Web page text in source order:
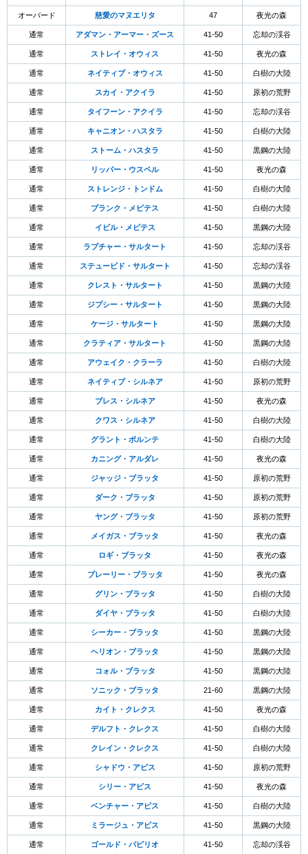
オーバード 慈愛のマヌエリタ 47 夜光の森
通常 アダマン・アーマー・ズース 41-50 忘却の渓谷
通常 ストレイ・オウィス 41-50 夜光の森
通常 ネイティブ・オウィス 41-50 白樹の大陸
通常 スカイ・アクイラ 41-50 原初の荒野
通常 タイフーン・アクイラ 41-50 忘却の渓谷
通常 キャニオン・ハスタラ 41-50 白樹の大陸
通常 ストーム・ハスタラ 41-50 黒鋼の大陸
通常 リッパー・ウスペル 41-50 夜光の森
通常 ストレンジ・トンドム 41-50 白樹の大陸
通常 プランク・メピテス 41-50 白樹の大陸
通常 イビル・メピテス 41-50 黒鋼の大陸
通常 ラプチャー・サルタート 41-50 忘却の渓谷
通常 ステューピド・サルタート 41-50 忘却の渓谷
通常 クレスト・サルタート 41-50 黒鋼の大陸
通常 ジプシー・サルタート 41-50 黒鋼の大陸
通常 ケージ・サルタート 41-50 黒鋼の大陸
通常 クラティア・サルタート 41-50 黒鋼の大陸
通常 アウェイク・クラーラ 41-50 白樹の大陸
通常 ネイティブ・シルネア 41-50 原初の荒野
通常 ブレス・シルネア 41-50 夜光の森
通常 クワス・シルネア 41-50 白樹の大陸
通常 グラント・ボルンテ 41-50 白樹の大陸
通常 カニング・アルダレ 41-50 夜光の森
通常 ジャッジ・ブラッタ 41-50 原初の荒野
通常 ダーク・ブラッタ 41-50 原初の荒野
通常 ヤング・ブラッタ 41-50 原初の荒野
通常 メイガス・ブラッタ 41-50 夜光の森
通常 ロギ・ブラッタ 41-50 夜光の森
通常 プレーリー・ブラッタ 41-50 夜光の森
通常 グリン・ブラッタ 41-50 白樹の大陸
通常 ダイヤ・ブラッタ 41-50 白樹の大陸
通常 シーカー・ブラッタ 41-50 黒鋼の大陸
通常 ヘリオン・ブラッタ 41-50 黒鋼の大陸
通常 コォル・ブラッタ 41-50 黒鋼の大陸
通常 ソニック・ブラッタ 21-60 黒鋼の大陸
通常 カイト・クレクス 41-50 夜光の森
通常 デルフト・クレクス 41-50 白樹の大陸
通常 クレイン・クレクス 41-50 白樹の大陸
通常 シャドウ・アピス 41-50 原初の荒野
通常 シリー・アピス 41-50 夜光の森
通常 ベンチャー・アピス 41-50 白樹の大陸
通常 ミラージュ・アピス 41-50 黒鋼の大陸
通常 ゴールド・パピリオ 41-50 忘却の渓谷